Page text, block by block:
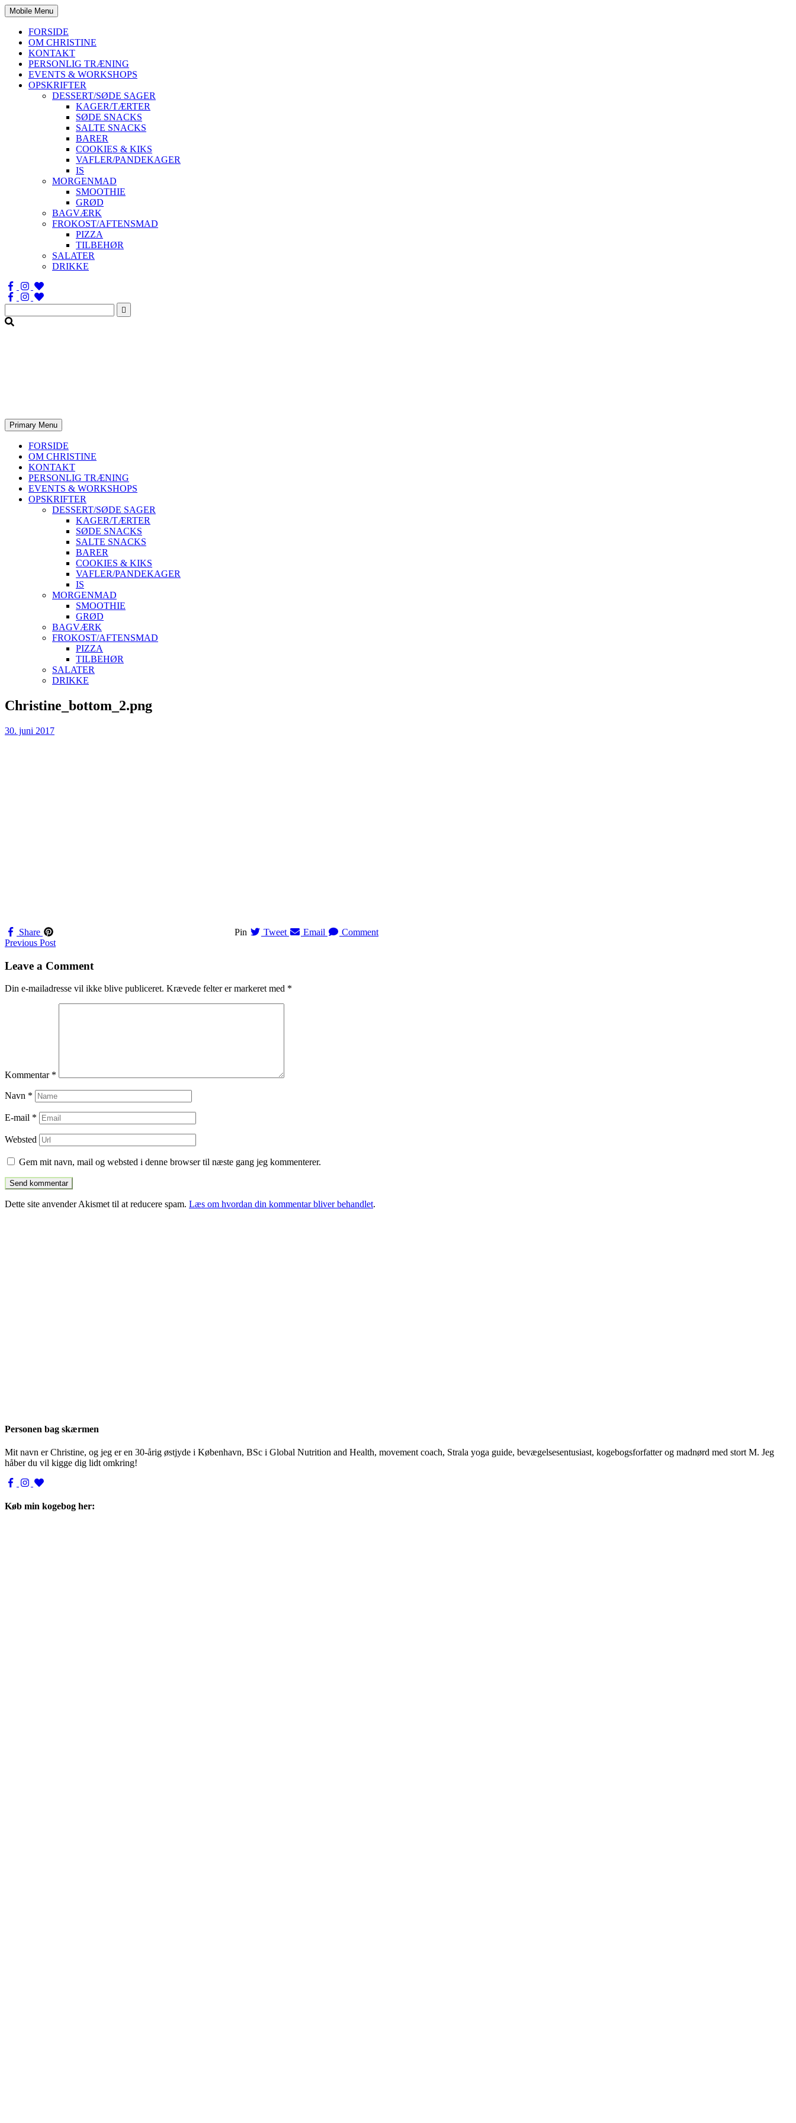
Mobile Menu
FORSIDE
OM CHRISTINE
KONTAKT
PERSONLIG TRÆNING
EVENTS & WORKSHOPS
OPSKRIFTER
DESSERT/SØDE SAGER
KAGER/TÆRTER
SØDE SNACKS
SALTE SNACKS
BARER
COOKIES & KIKS
VAFLER/PANDEKAGER
IS
MORGENMAD
SMOOTHIE
GRØD
BAGVÆRK
FROKOST/AFTENSMAD
PIZZA
TILBEHØR
SALATER
DRIKKE
Søg
efter:
Primary Menu
FORSIDE
OM CHRISTINE
KONTAKT
PERSONLIG TRÆNING
EVENTS & WORKSHOPS
OPSKRIFTER
DESSERT/SØDE SAGER
KAGER/TÆRTER
SØDE SNACKS
SALTE SNACKS
BARER
COOKIES & KIKS
VAFLER/PANDEKAGER
IS
MORGENMAD
SMOOTHIE
GRØD
BAGVÆRK
FROKOST/AFTENSMAD
PIZZA
TILBEHØR
SALATER
DRIKKE
Skip
to
Christine_bottom_2.png
30. juni 2017
Share Pin Tweet Email Comment
Navigation
til
Previous Post
Leave a Comment
Din e-mailadresse vil ikke blive publiceret. Krævede felter er markeret med *
Kommentar *
Navn *
E-mail *
Websted
Gem mit navn, mail og websted i denne browser til næste gang jeg kommenterer.
Dette site anvender Akismet til at reducere spam. Læs om hvordan din kommentar bliver behandlet.
Personen bag skærmen
Mit navn er Christine, og jeg er en 30-årig østjyde i København, BSc i Global Nutrition and Health, movement coach, Strala yoga guide, bevægelsesentusiast, kogebogsforfatter og madnørd med stort M. Jeg
håber du vil kigge dig lidt omkring!
Køb min kogebog her: